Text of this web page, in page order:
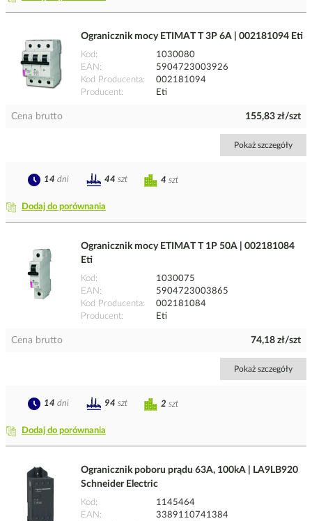
Ogranicznik mocy ETIMAT T 3P 6A | 002181094 Eti
Kod
1030080
EAN
5904723003926
Kod Producenta
002181094
Producent
Eti
Cena brutto 155,83 zł/szt
Pokaż szczegóły
Dodaj do porównania
4 szt
14 dni 44 szt
Ogranicznik mocy ETIMAT T 1P 50A | 002181084
Eti
Kod
1030075
EAN
5904723003865
Kod Producenta
002181084
Producent
Eti
Cena brutto 74,18 zł/szt
Pokaż szczegóły
Dodaj do porównania
2 szt
14 dni 94 szt
Ogranicznik poboru prądu 63A, 100kA | LA9LB920
Schneider Electric
Kod
1145464
EAN
3389110741384